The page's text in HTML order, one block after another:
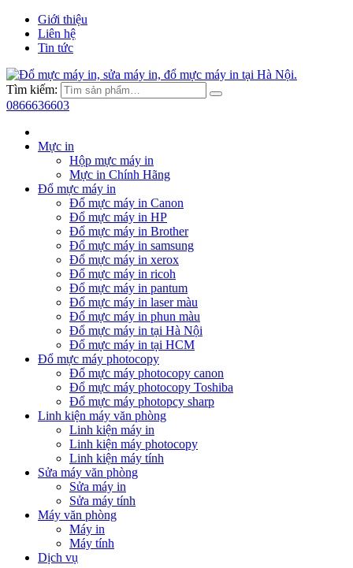
Giới thiệu
Liên hệ
Tin tức
Tìm kiếm:
0866636603
Mực in
Hộp mực máy in
Mực in Chính Hãng
Đổ mực máy in
Đổ mực máy in Canon
Đổ mực máy in HP
Đổ mực máy in Brother
Đổ mực máy in samsung
Đổ mực máy in xerox
Đổ mực máy in ricoh
Đổ mực máy in pantum
Đổ mực máy in laser màu
Đổ mực máy in phun màu
Đổ mực máy in tại Hà Nội
Đổ mực máy in tại HCM
Đổ mực máy photocopy
Đổ mực máy photocopy canon
Đổ mực máy photocopy Toshiba
Đổ mực máy photopcy sharp
Linh kiện máy văn phòng
Linh kiện máy in
Linh kiện máy photocopy
Linh kiện máy tính
Sửa máy văn phòng
Sửa máy in
Sửa máy tính
Máy văn phòng
Máy in
Máy tính
Dịch vụ